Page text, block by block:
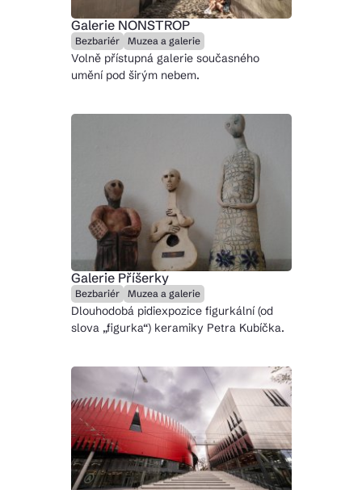
Galerie NONSTROP
Bezbariér Muzea a galerie
Volně přístupná galerie současného
umění pod širým nebem.
Galerie Příšerky
Bezbariér Muzea a galerie
Dlouhodobá pidiexpozice figurkální (od
slova „figurka“) keramiky Petra Kubíčka.